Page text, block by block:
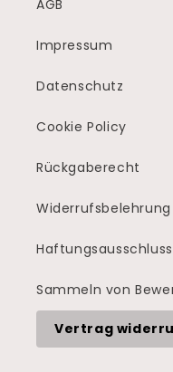
AGB
Impressum
Datenschutz
Cookie Policy
Rückgaberecht
Widerrufsbelehrung
Haftungsausschluss
Sammeln von
Vertrag